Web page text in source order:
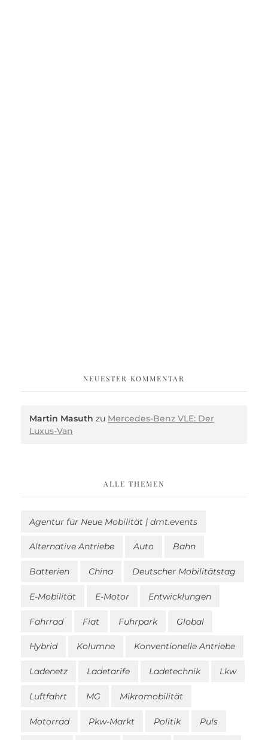
NEUESTER KOMMENTAR
Martin Masuth zu Mercedes-Benz VLE: Der
Luxus-Van
ALLE THEMEN
Agentur für Neue Mobilität | dmt.events
Alternative Antriebe Auto Bahn
Batterien China Deutscher Mobilitätstag
E-Mobilität E-Motor Entwicklungen
Fahrrad Fiat Fuhrpark Global
Hybrid Kolumne Konventionelle Antriebe
Ladenetz Ladetarife Ladetechnik Lkw
Luftfahrt MG Mikromobilität
Motorrad Pkw-Markt Politik Puls